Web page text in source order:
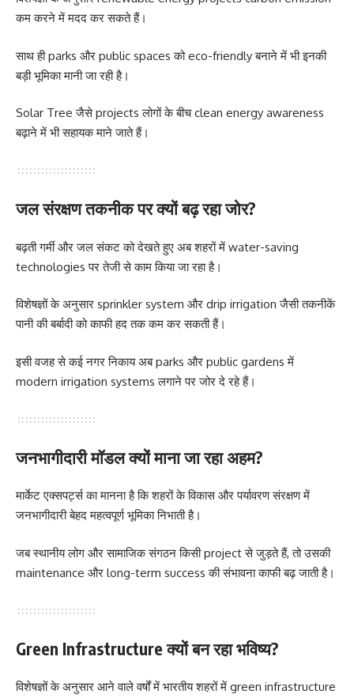
कम करने में मदद कर सकते हैं।
साथ ही parks और public spaces को eco-friendly बनाने में भी इनकी
बड़ी भूमिका मानी जा रही है।
Solar Tree जैसे projects लोगों के बीच clean energy awareness
बढ़ाने में भी सहायक माने जाते हैं।
जल संरक्षण तकनीक पर क्यों बढ़ रहा जोर?
बढ़ती गर्मी और जल संकट को देखते हुए अब शहरों में water-saving
technologies पर तेजी से काम किया जा रहा है।
विशेषज्ञों के अनुसार sprinkler system और drip irrigation जैसी तकनीकें
पानी की बर्बादी को काफी हद तक कम कर सकती हैं।
इसी वजह से कई नगर निकाय अब parks और public gardens में
modern irrigation systems लगाने पर जोर दे रहे हैं।
जनभागीदारी मॉडल क्यों माना जा रहा अहम?
मार्केट एक्सपर्ट्स का मानना है कि शहरों के विकास और पर्यावरण संरक्षण में
जनभागीदारी बेहद महत्वपूर्ण भूमिका निभाती है।
जब स्थानीय लोग और सामाजिक संगठन किसी project से जुड़ते हैं, तो उसकी
maintenance और long-term success की संभावना काफी बढ़ जाती है।
Green Infrastructure क्यों बन रहा भविष्य?
विशेषज्ञों के अनुसार आने वाले वर्षों में भारतीय शहरों में green infrastructure